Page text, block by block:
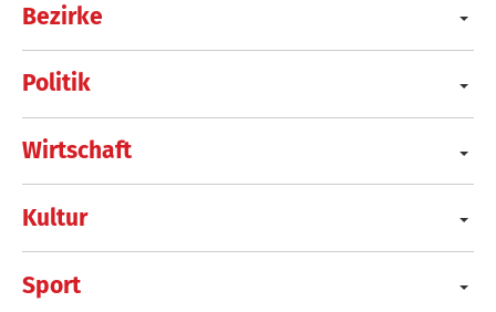
Bezirke
Politik
Wirtschaft
Kultur
Sport